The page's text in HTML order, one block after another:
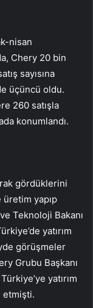
nisan
Chery 20 bin
sayısına
üçüncü oldu.
260 satışla
konumlandı.
gördüklerini
üretim yapıp
Teknoloji Bakanı
yatırım
görüşmeler
Grubu Başkanı
yatırım
etmişti.